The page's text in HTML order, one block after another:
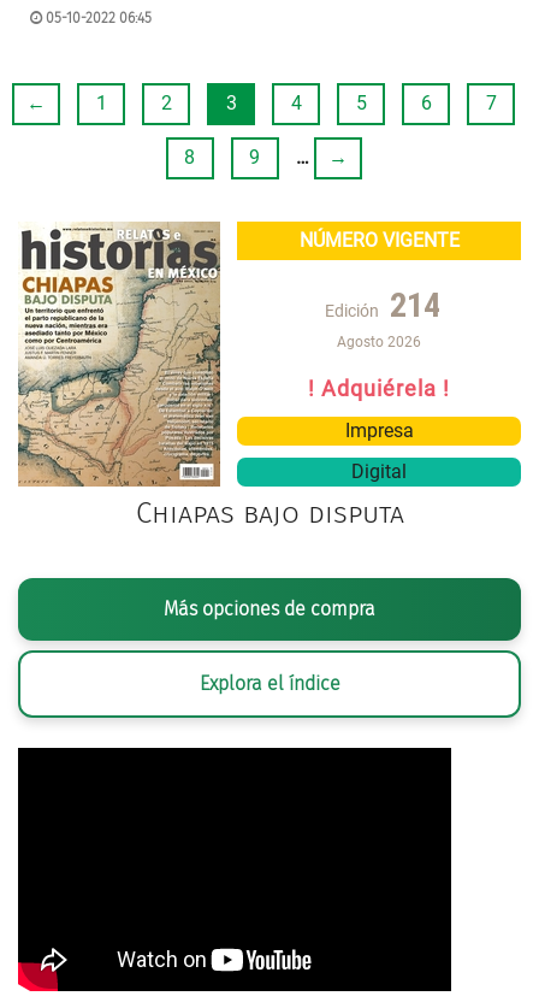
05-10-2022 06:45
← 1 2 3 4 5 6 7
8 9 … →
NÚMERO VIGENTE
Edición 214
Agosto 2026
! Adquiérela !
Impresa
Digital
Chiapas bajo disputa
Más opciones de compra
Explora el índice